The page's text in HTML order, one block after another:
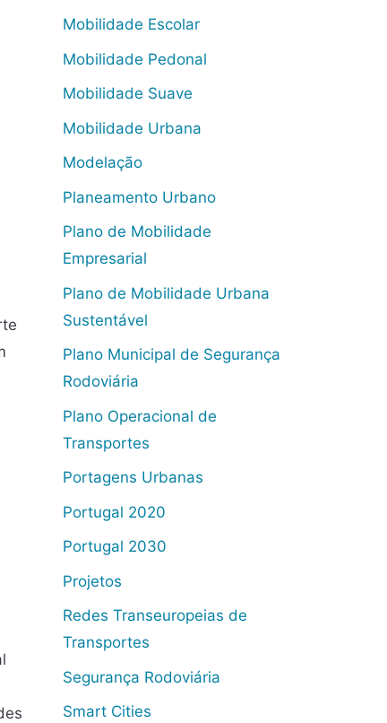
Mobilidade Escolar
Mobilidade Pedonal
Mobilidade Suave
Mobilidade Urbana
Modelação
Planeamento Urbano
Plano de Mobilidade
Empresarial
Plano de Mobilidade Urbana
Sustentável
Plano Municipal de Segurança
Rodoviária
Plano Operacional de
Transportes
Portagens Urbanas
Portugal 2020
Portugal 2030
Projetos
Redes Transeuropeias de
Transportes
Segurança Rodoviária
Smart Cities